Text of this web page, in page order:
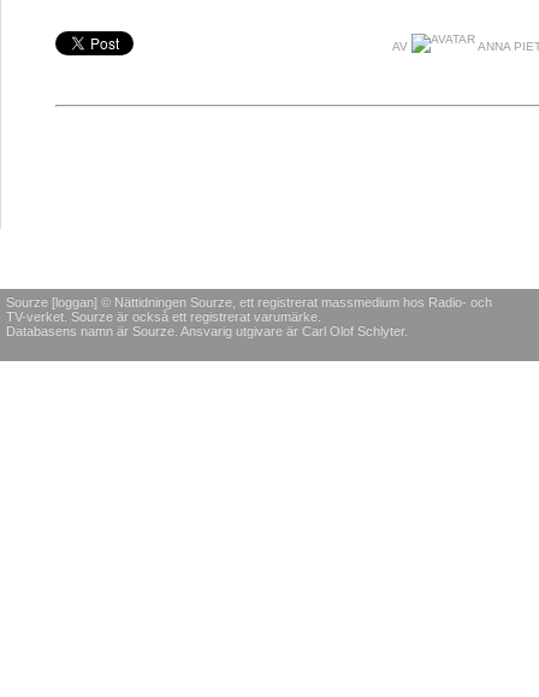
AV ANNA
Sourze [loggan] © Nättidningen Sourze, ett registrerat massmedium hos Radio- och
TV-verket. Sourze är också ett registrerat varumärke.
Databasens namn är Sourze. Ansvarig utgivare är Carl Olof Schlyter.